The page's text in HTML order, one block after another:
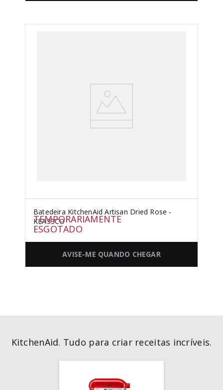
Batedeira KitchenAid Artisan Dried Rose -
KEA33CO
TEMPORARIAMENTE
ESGOTADO
AVISE-ME QUANDO CHEGAR
KitchenAid. Tudo para criar receitas incríveis.